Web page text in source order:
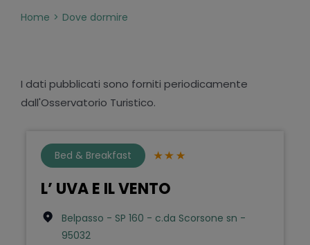
Home Dove dormire
I dati pubblicati sono forniti periodicamente
dall'Osservatorio Turistico.
Bed & Breakfast
L’ UVA E IL VENTO
Belpasso - SP 160 - c.da Scorsone sn -
95032